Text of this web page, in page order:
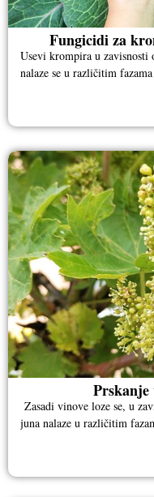
Fungicidi za
Usevi krompira u zavisnosti
nalaze se u različitim
Prskanje
Zasadi vinove loze se, u
juna nalaze u različitim